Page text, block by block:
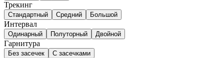
Трекинг
Стандартный Средний Большой
Интервал
Одинарный Полуторный Двойной
Гарнитура
Без засечек
С засечками